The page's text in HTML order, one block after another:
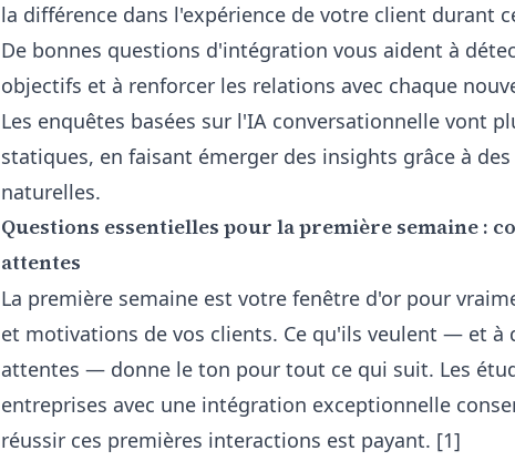
la différence dans l'expérience de votre client durant
De bonnes questions d'intégration vous aident à
objectifs et à renforcer les relations avec chaque
Les enquêtes basées sur l'IA conversationnelle vont
statiques, en faisant émerger des insights grâce à
naturelles.
Questions essentielles pour la première semaine :
attentes
La première semaine est votre fenêtre d'or pour
et motivations de vos clients. Ce qu'ils veulent — et à
attentes — donne le ton pour tout ce qui suit. Les
entreprises avec une intégration exceptionnelle
réussir ces premières interactions est payant. [1]